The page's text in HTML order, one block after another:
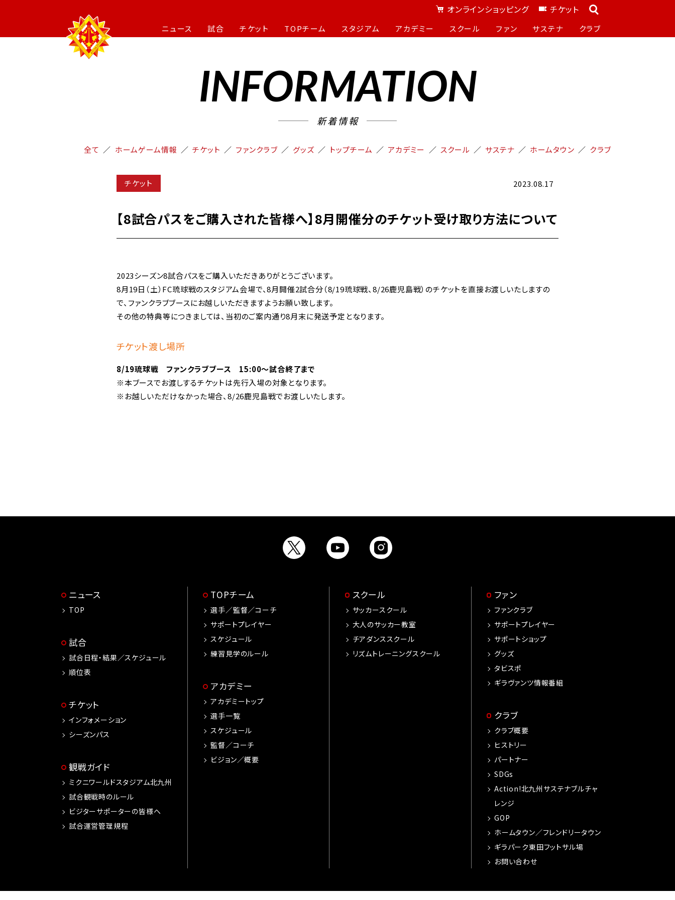
オンラインショッピング チケット
ニュース 試合 チケット TOPチーム スタジアム アカデミー スクール ファン サステナ クラブ
INFORMATION
新着情報
全て ホームゲーム情報 チケット ファンクラブ グッズ トップチーム アカデミー スクール サステナ ホームタウン クラブ
チケット 2023.08.17
【8試合パスをご購入された皆様へ】8月開催分のチケット受け取り方法について
2023シーズン8試合パスをご購入いただきありがとうございます。
8月19日（土）FC琉球戦のスタジアム会場で、8月開催2試合分（8/19琉球戦、8/26鹿児島戦）のチケットを直接お渡しいたしますの
で、ファンクラブブースにお越しいただきますようお願い致します。
その他の特典等につきましては、当初のご案内通り8月末に発送予定となります。
チケット渡し場所
8/19琉球戦 ファンクラブブース 15:00～試合終了まで
※本ブースでお渡しするチケットは先行入場の対象となります。
※お越しいただけなかった場合、8/26鹿児島戦でお渡しいたします。
ニュース
TOP
試合
試合日程・結果／スケジュール
順位表
チケット
インフォメーション
シーズンパス
観戦ガイド
ミクニワールドスタジアム北九州
試合観戦時のルール
ビジターサポーターの皆様へ
試合運営管理規程
TOPチーム
選手／監督／コーチ
サポートプレイヤー
スケジュール
練習見学のルール
アカデミー
アカデミートップ
選手一覧
スケジュール
監督／コーチ
ビジョン／概要
スクール
サッカースクール
大人のサッカー教室
チアダンススクール
リズムトレーニングスクール
ファン
ファンクラブ
サポートプレイヤー
サポートショップ
グッズ
タビスポ
ギラヴァンツ情報番組
クラブ
クラブ概要
ヒストリー
パートナー
SDGs
Action!北九州サステナブルチャ
レンジ
GOP
ホームタウン／フレンドリータウン
ギラパーク東田フットサル場
お問い合わせ